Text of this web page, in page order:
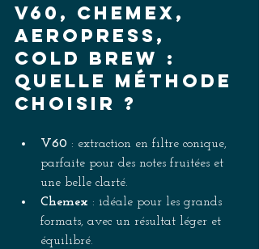
V60, Chemex,
Aeropress,
cold brew :
quelle méthode
choisir ?
V60 : extraction en filtre conique,
parfaite pour des notes fruitées et
une belle clarté.
Chemex : idéale pour les grands
formats, avec un résultat léger et
équilibré.